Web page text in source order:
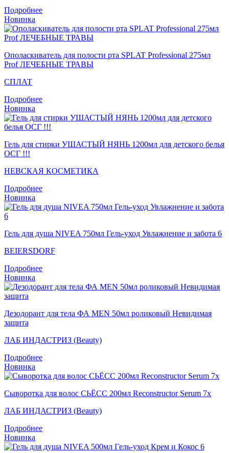
Подробнее
Новинка
Ополаскиватель для полости рта SPLAT Professional 275мл
Prof ЛЕЧЕБНЫЕ ТРАВЫ
СПЛАТ
Подробнее
Новинка
Гель для стирки УШАСТЫЙ НЯНЬ 1200мл для детского белья
ОСГ !!!
НЕВСКАЯ КОСМЕТИКА
Подробнее
Новинка
Гель для душа NIVEA 750мл Гель-уход Увлажнение и забота 6
BEIERSDORF
Подробнее
Новинка
Дезодорант для тела ФА MEN 50мл роликовый Невидимая
защита
ЛАБ ИНДАСТРИЗ (Beauty)
Подробнее
Новинка
Сыворотка для волос СЬЁСС 200мл Reconstructor Serum 7x
ЛАБ ИНДАСТРИЗ (Beauty)
Подробнее
Новинка